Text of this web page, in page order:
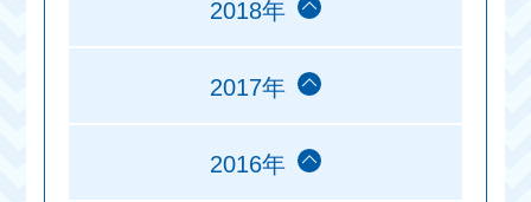
2018年
2017年
2016年